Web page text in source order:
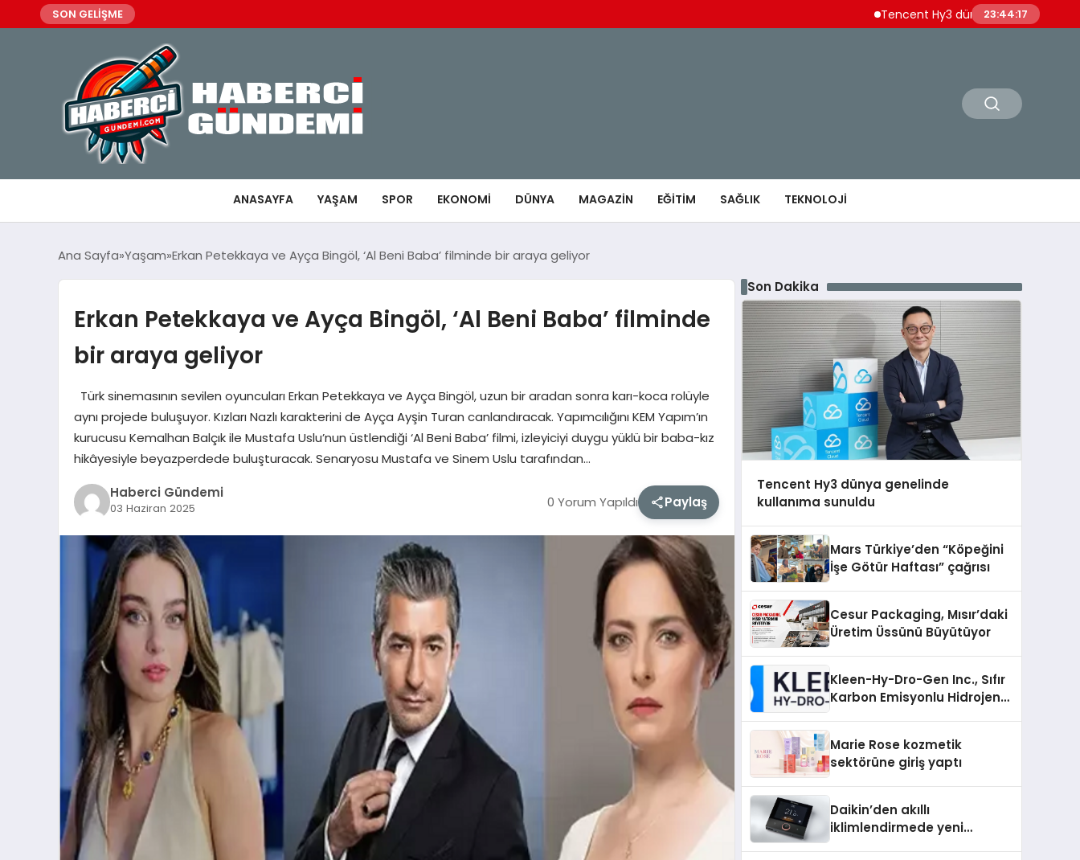
SON GELİŞME Tencent Hy3 dünya genelinde kullanıma
23:44:18
ANASAYFA YAŞAM SPOR EKONOMI DÜNYA MAGAZIN EĞITIM SAĞLIK TEKNOLOJI
Ana Sayfa Yaşam Erkan Petekkaya ve Ayça Bingöl, ‘Al Beni Baba’ filminde bir araya geliyor
Erkan Petekkaya ve Ayça Bingöl, ‘Al Beni Baba’ filminde
bir araya geliyor
Türk sinemasının sevilen oyuncuları Erkan Petekkaya ve Ayça Bingöl, uzun bir aradan sonra karı-koca rolüyle
aynı projede buluşuyor. Kızları Nazlı karakterini de Ayça Ayşin Turan canlandıracak. Yapımcılığını KEM Yapım’ın
kurucusu Kemalhan Balçık ile Mustafa Uslu’nun üstlendiği ‘Al Beni Baba’ filmi, izleyiciyi duygu yüklü bir baba-kız
hikâyesiyle beyazperdede buluşturacak. Senaryosu Mustafa ve Sinem Uslu tarafından…
Haberci Gündemi
03 Haziran 2025 0 Yorum Yapıldı Paylaş
Son Dakika
Tencent Hy3 dünya genelinde
kullanıma sunuldu
Mars Türkiye’den “Köpeğini
İşe Götür Haftası” çağrısı
Cesur Packaging, Mısır’daki
Üretim Üssünü Büyütüyor
Kleen-Hy-Dro-Gen Inc., Sıfır
Karbon Emisyonlu Hidrojen
Aldı
Marie Rose kozmetik
sektörüne giriş yaptı
Daikin’den akıllı
iklimlendirmede yeni